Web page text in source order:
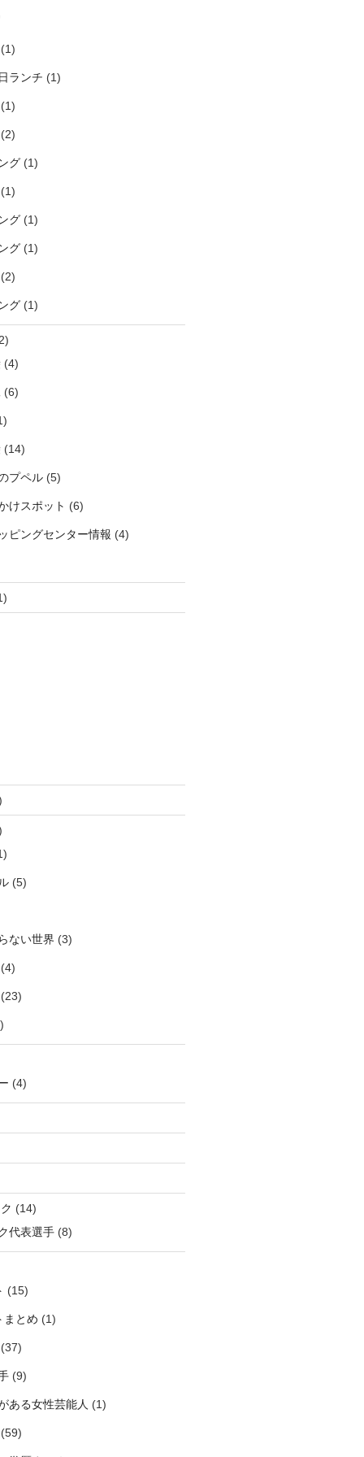
(1)
ランチ (1)
(1)
(2)
グ(1)
(1)
グ(1)
グ(1)
(2)
グ(1)
(4)
(6)
(14)
プペル(5)
けスポット (6)
ピングセンター情報 (4)
(5)
ない世界 (3)
(4)
(23)
(4)
(14)
代表選手(8)
(15)
まとめ (1)
(37)
(9)
ある女性芸能人 (1)
(59)